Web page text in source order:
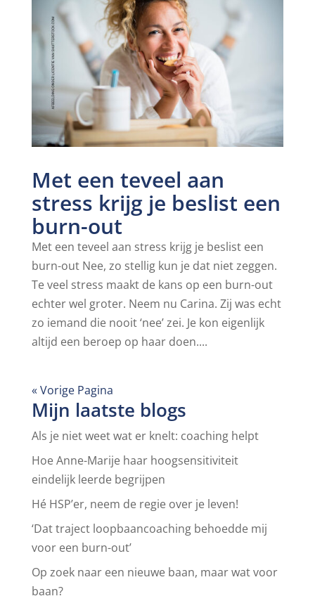
Met een teveel aan
stress krijg je beslist een
burn-out
Met een teveel aan stress krijg je beslist een
burn-out Nee, zo stellig kun je dat niet zeggen.
Te veel stress maakt de kans op een burn-out
echter wel groter. Neem nu Carina. Zij was echt
zo iemand die nooit ‘nee’ zei. Je kon eigenlijk
altijd een beroep op haar doen....
« Vorige Pagina
Mijn laatste blogs
Als je niet weet wat er knelt: coaching helpt
Hoe Anne-Marije haar hoogsensitiviteit
eindelijk leerde begrijpen
Hé HSP’er, neem de regie over je leven!
‘Dat traject loopbaancoaching behoedde mij
voor een burn-out’
Op zoek naar een nieuwe baan, maar wat voor
baan?